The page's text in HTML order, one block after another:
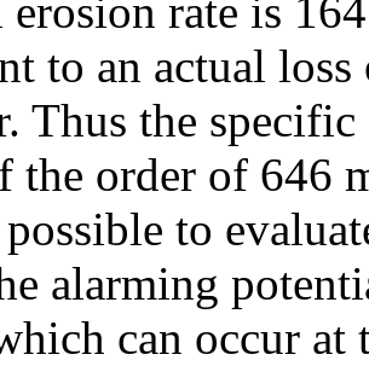
rate is
to an actual
Thus the
the order of 646
to
alarming
can occur at